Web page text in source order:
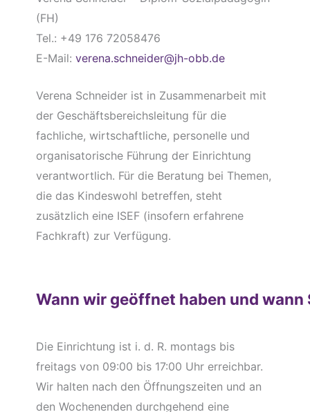
(FH)
Tel.: +49 176 72058476
E-Mail: verena.schneider@jh-obb.de
Verena Schneider ist in Zusammenarbeit mit
der Geschäftsbereichsleitung für die
fachliche, wirtschaftliche, personelle und
organisatorische Führung der Einrichtung
verantwortlich. Für die Beratung bei Themen,
die das Kindeswohl betreffen, steht
zusätzlich eine ISEF (insofern erfahrene
Fachkraft) zur Verfügung.
Wann wir geöffnet haben und wann
Die Einrichtung ist i. d. R. montags bis
freitags von 09:00 bis 17:00 Uhr erreichbar.
Wir halten nach den Öffnungszeiten und an
den Wochenenden durchgehend eine